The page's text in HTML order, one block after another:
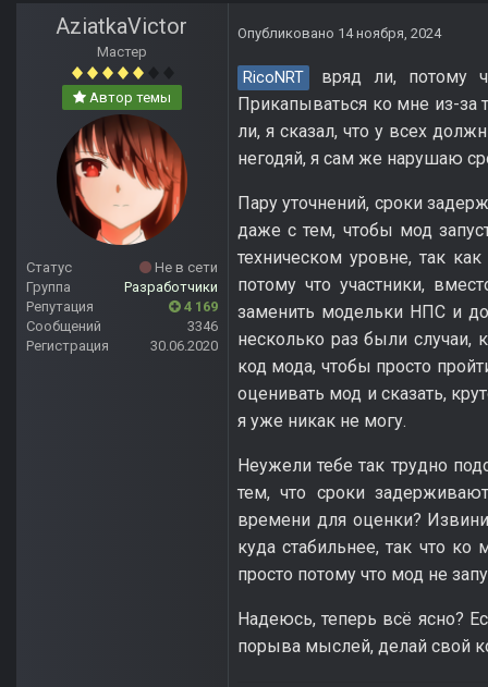
AziatkaVictor
Мастер
Автор темы
Статус
Не в сети
Группа
Разработчики
Репутация
4 169
Сообщений
3346
Регистрация
30.06.2020
Опубликовано 14 ноября, 2024
RicoNRT
вряд ли, потому
Прикапываться ко мне из-за
ли, я сказал, что у всех
негодяй, я сам же нарушаю
Пару уточнений, сроки
даже с тем, чтобы мод
техническом уровне, так
потому что участники,
заменить модельки НПС и
несколько раз были случаи,
код мода, чтобы просто
оценивать мод и сказать,
я уже никак не могу.
Неужели тебе так трудно
тем, что сроки
времени для оценки?
куда стабильнее, так что
просто потому что мод не
Надеюсь, теперь всё ясно?
порыва мыслей, делай свой